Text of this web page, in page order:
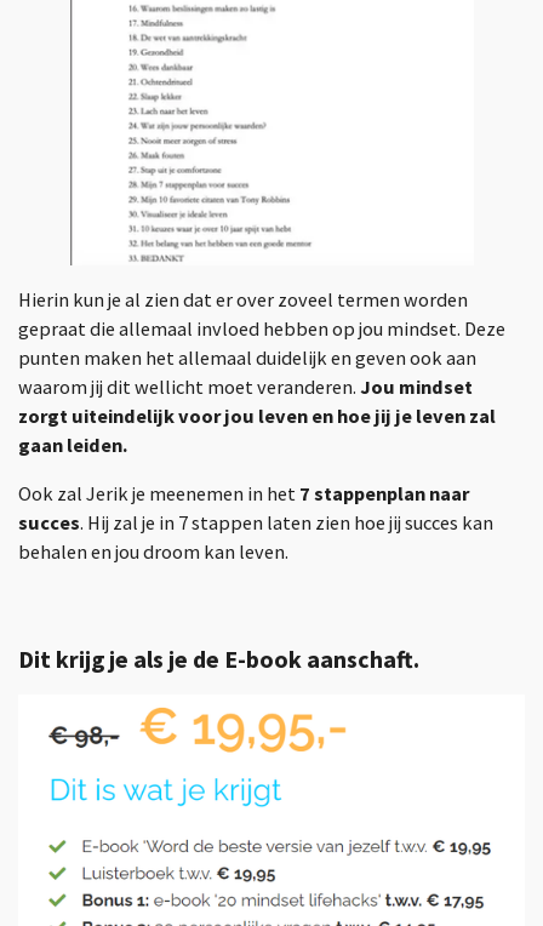
Hierin kun je al zien dat er over zoveel termen worden
gepraat die allemaal invloed hebben op jou mindset. Deze
punten maken het allemaal duidelijk en geven ook aan
waarom jij dit wellicht moet veranderen. Jou mindset
zorgt uiteindelijk voor jou leven en hoe jij je leven zal
gaan leiden.
Ook zal Jerik je meenemen in het 7 stappenplan naar
succes. Hij zal je in 7 stappen laten zien hoe jij succes kan
behalen en jou droom kan leven.
Dit krijg je als je de E-book aanschaft.